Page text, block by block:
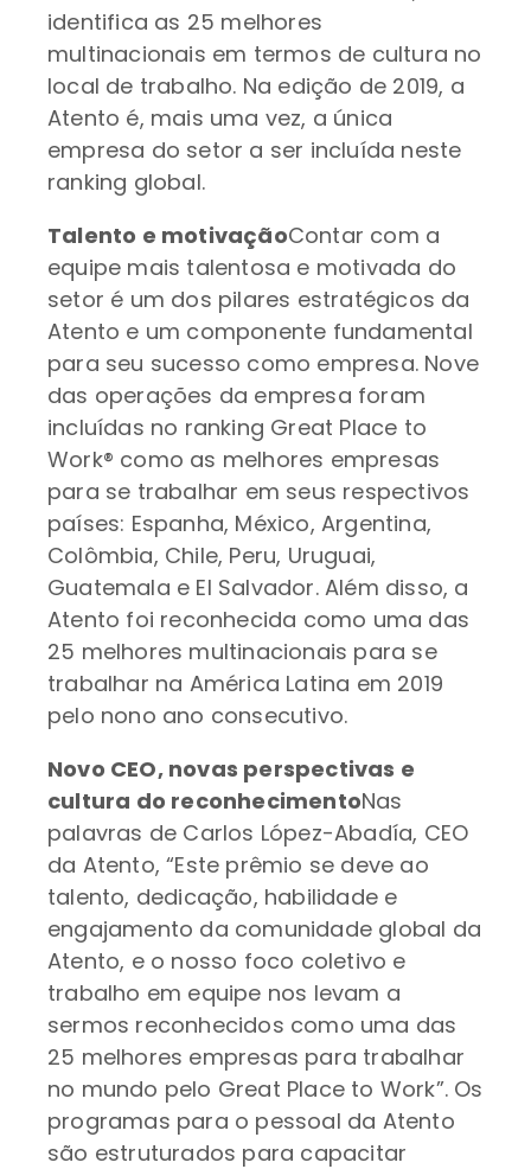
identifica as 25 melhores
multinacionais em termos de cultura no
local de trabalho. Na edição de 2019, a
Atento é, mais uma vez, a única
empresa do setor a ser incluída neste
ranking global.
Talento e motivaçãoContar com a
equipe mais talentosa e motivada do
setor é um dos pilares estratégicos da
Atento e um componente fundamental
para seu sucesso como empresa. Nove
das operações da empresa foram
incluídas no ranking Great Place to
Work® como as melhores empresas
para se trabalhar em seus respectivos
países: Espanha, México, Argentina,
Colômbia, Chile, Peru, Uruguai,
Guatemala e El Salvador. Além disso, a
Atento foi reconhecida como uma das
25 melhores multinacionais para se
trabalhar na América Latina em 2019
pelo nono ano consecutivo.
Novo CEO, novas perspectivas e
cultura do reconhecimentoNas
palavras de Carlos López-Abadía, CEO
da Atento, “Este prêmio se deve ao
talento, dedicação, habilidade e
engajamento da comunidade global da
Atento, e o nosso foco coletivo e
trabalho em equipe nos levam a
sermos reconhecidos como uma das
25 melhores empresas para trabalhar
no mundo pelo Great Place to Work”. Os
programas para o pessoal da Atento
são estruturados para capacitar